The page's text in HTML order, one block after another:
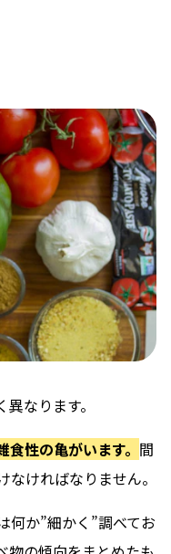
なります。
性の亀がいます。 間
ければなりません。
何か”細かく”調べてお